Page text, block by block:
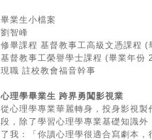
畢業生小檔案
劉智峰
修畢課程 基督教事工高級文憑課程
基督教事工榮譽學士課程 (畢業年份
現職 註校教會福音幹事
心理學畢業生 跨界勇闖影視業
從心理學專業華麗轉身，投身影視
段，除了學習心理學專業基礎知識
了我：「你讀心理學很適合寫劇本